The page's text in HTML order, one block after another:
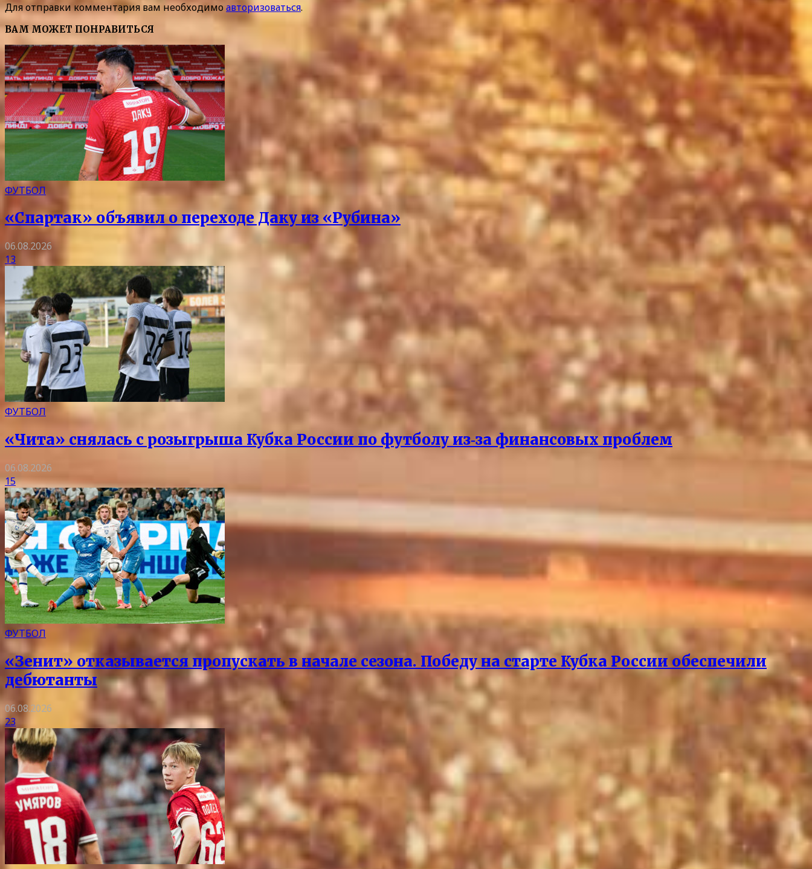
Для отправки комментария вам необходимоавторизоваться.
ВАМ МОЖЕТ ПОНРАВИТЬСЯ
ФУТБОЛ
«Спартак» объявил о переходе Даку из «Рубина»
06.08.2026
13
ФУТБОЛ
«Чита» снялась с розыгрыша Кубка России по футболу из‑за финансовых проблем
06.08.2026
15
ФУТБОЛ
«Зенит» отказывается пропускать в начале сезона. Победу на старте Кубка России обеспечили
дебютанты
06.08.2026
23